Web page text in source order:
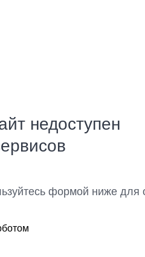
недоступен
формой ниже для